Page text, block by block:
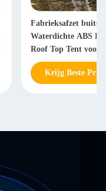
Fabrieksafzet
Waterdichte ABS
Roof Top Tent voor
Krijg Beste Prijs